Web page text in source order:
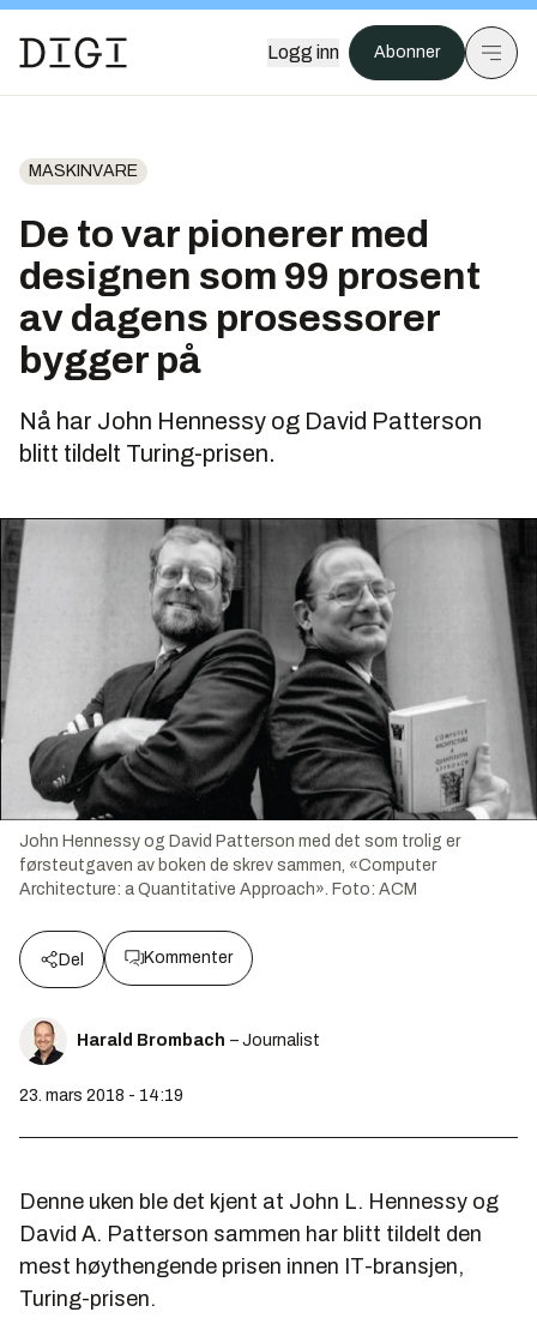
Logg inn Abonner
MASKINVARE
De to var pionerer med
designen som 99 prosent
av dagens prosessorer
bygger på
Nå har John Hennessy og David Patterson
blitt tildelt Turing-prisen.
John Hennessy og David Patterson med det som trolig er
førsteutgaven av boken de skrev sammen, «Computer
Architecture: a Quantitative Approach». Foto: ACM
Del Kommenter
Harald Brombach – Journalist
23. mars 2018 - 14:19
Denne uken ble det kjent at John L. Hennessy og
David A. Patterson sammen har blitt tildelt den
mest høythengende prisen innen IT-bransjen,
Turing-prisen.